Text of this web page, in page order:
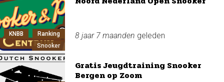
KNBB
Ranking
Snooker
8 jaar 7 maanden geleden
Gratis Jeugdtraining Snooker
Bergen op Zoom